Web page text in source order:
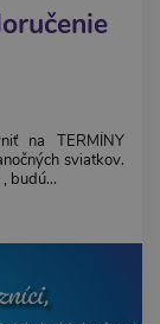
na TERMÍNY
sviatkov.
budú...